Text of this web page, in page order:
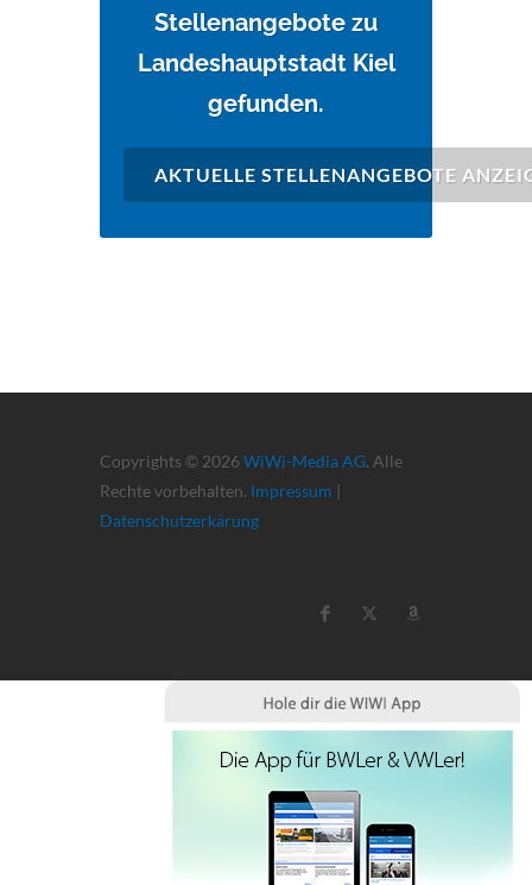
Stellenangebote zu
Landeshauptstadt Kiel
gefunden.
AKTUELLE STELLENANGEBOTE
Copyrights © 2026 WiWi-Media AG. Alle
Rechte vorbehalten. Impressum |
Datenschutzerkärung